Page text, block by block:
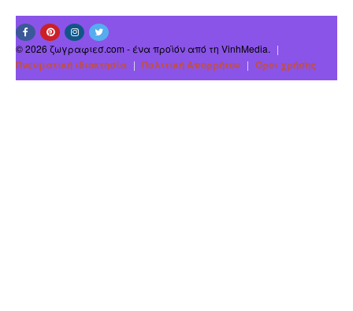
© 2026 ζωγραφιεσ.com - ένα προϊόν από τη VinhMedia. |
Πνευματική ιδιοκτησία | Πολιτική Απορρήτου | Οροι χρήσης